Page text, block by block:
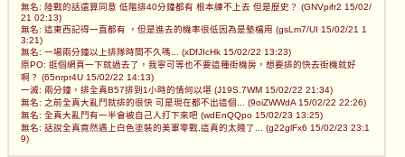
無名: 陸戰的話還算同意 低階排40分鐘都有 根本練不上去 但是歷史？ (GNVpifr2 15/02/
21 02:13)
無名: 這東西記得一直都有 ，但是進去的機率很低因為是墊檔用 (gsLm7/UI 15/02/21 1
3:21)
無名: 一場兩分鐘以上排隊時間不久嗎... (xDfJIcHk 15/02/22 13:23)
原PO: 逛個網頁一下就過去了，我寧可等也不要這種街機房，想要排的快去街機就好
啊？ (65nrpr4U 15/02/22 14:13)
一滅: 兩分鐘，排全真B57排到1小時的情何以堪 (J19S.7WM 15/02/22 21:34)
無名: 之前全真大亂鬥就排的很快 可是現在都不出這個... (9oiZWWdA 15/02/22 22:26)
無名: 全真大亂鬥有一半會被自己人打下來吧 (wdEnQQpo 15/02/23 13:25)
無名: 話說全真竟然遇上白色塗裝的美軍零戰,這真的太賤了... (g22glFx6 15/02/23 23:1
9)